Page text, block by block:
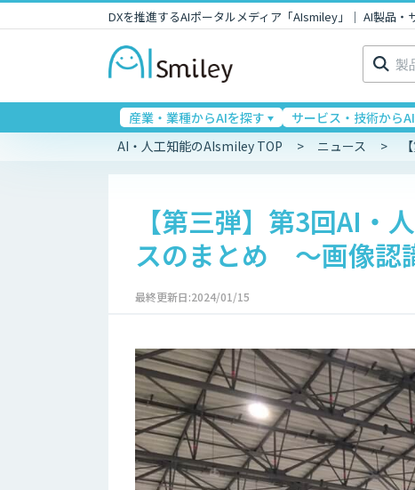
DXを推進するAIポータルメディア「AIsmiley」｜ AI製品・
検
索:
産業・業種からAIを探す サービス・技術から
AI・人工知能のAIsmiley TOP ニュース
【第三弾】第3回AI・
スのまとめ ～画像認
最終更新日:2024/01/15